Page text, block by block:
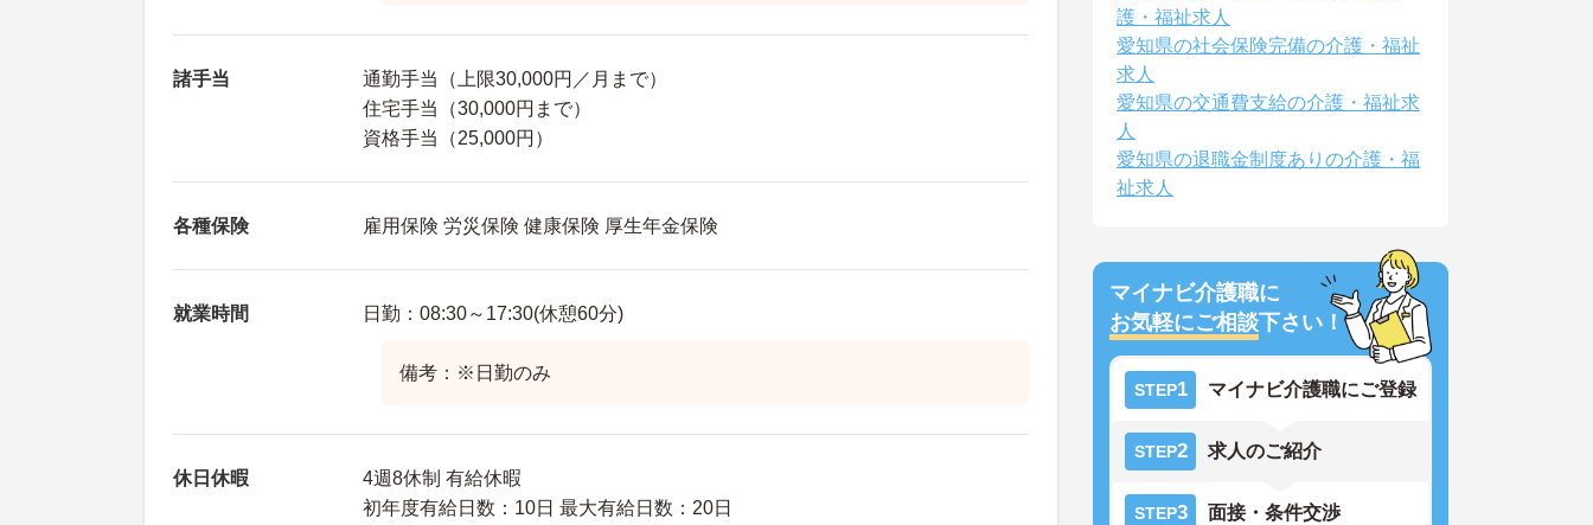
諸手当
通勤手当（上限30,000円／月まで）
住宅手当（30,000円まで）
資格手当（25,000円）
各種保険 雇用保険 労災保険 健康保険 厚生年金保険
就業時間 日勤：08:30～17:30(休憩60分)
備考：※日勤のみ
休日休暇
4週8休制 有給休暇
初年度有給日数：10日 最大有給日数：20日
護・福祉求人
愛知県の社会保険完備の介護・福祉
求人
愛知県の交通費支給の介護・福祉求
人
愛知県の退職金制度ありの介護・福
祉求人
マイナビ介護職に
お気軽にご相談下さい！
STEP1 マイナビ介護職にご登録
STEP2 求人のご紹介
STEP3 面接・条件交渉